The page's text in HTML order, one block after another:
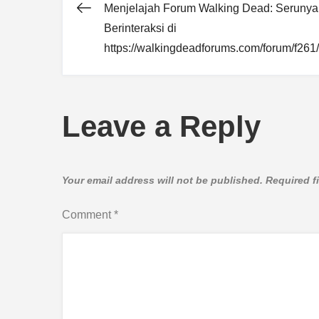
Post
navigation
Menjelajah Forum Walking Dead: Serunya
Berinteraksi di
https://walkingdeadforums.com/forum/f261/
Leave a Reply
Your email address will not be published. Required
Comment *